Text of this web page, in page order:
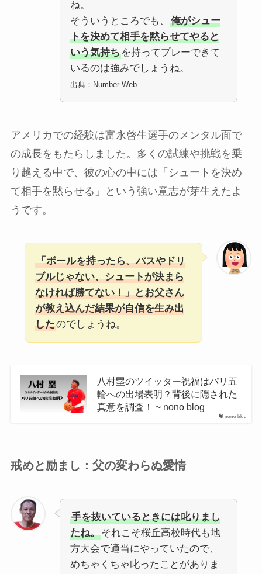
ね。
そういうところでも、
俺がシュー
トを決めて相手を黙らせてやると
いう気持ちを持ってプレーできて
いるのは強みでしょうね。
出典：Number Web
アメリカでの経験は富永啓生選手のメンタル面で
の成長をもたらしました。 多くの試練や挑戦を乗
り越える中で、彼の心の中には「シュートを決め
て相手を黙らせる」という強い意志が芽生えたよ
うです。
「ボールを持ったら、パスやドリ
ブルじゃない、シュートが決まら
なければ勝てない！」とお父さん
が教え込んだ結果が自信を生み出
したのでしょうね。
nono blog
八村塁のツイッター祝福はパリ五
輪への出場表明？背後に隠された
真意を調査！ ~ nono blog
戒めと励まし：父の変わらぬ愛情
手を抜いているときには叱りまし
たね。それこそ桜丘高校時代も地
方大会で適当にやっていたので、
めちゃくちゃ叱ったことがありま